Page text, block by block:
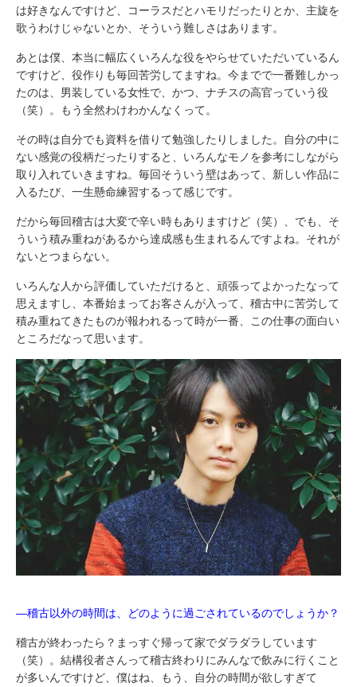
は好きなんですけど、コーラスだとハモリだったりとか、主旋を
歌うわけじゃないとか、そういう難しさはあります。
あとは僕、本当に幅広くいろんな役をやらせていただいているん
ですけど、役作りも毎回苦労してますね。今までで一番難しかっ
たのは、男装している女性で、かつ、ナチスの高官っていう役
（笑）。もう全然わけわかんなくって。
その時は自分でも資料を借りて勉強したりしました。自分の中に
ない感覚の役柄だったりすると、いろんなモノを参考にしながら
取り入れていきますね。毎回そういう壁はあって、新しい作品に
入るたび、一生懸命練習するって感じです。
だから毎回稽古は大変で辛い時もありますけど（笑）、でも、そ
ういう積み重ねがあるから達成感も生まれるんですよね。それが
ないとつまらない。
いろんな人から評価していただけると、頑張ってよかったなって
思えますし、本番始まってお客さんが入って、稽古中に苦労して
積み重ねてきたものが報われるって時が一番、この仕事の面白い
ところだなって思います。
―稽古以外の時間は、どのように過ごされているのでしょうか？
稽古が終わったら？まっすぐ帰って家でダラダラしています
（笑）。結構役者さんって稽古終わりにみんなで飲みに行くこと
が多いんですけど、僕はね、もう、自分の時間が欲しすぎて